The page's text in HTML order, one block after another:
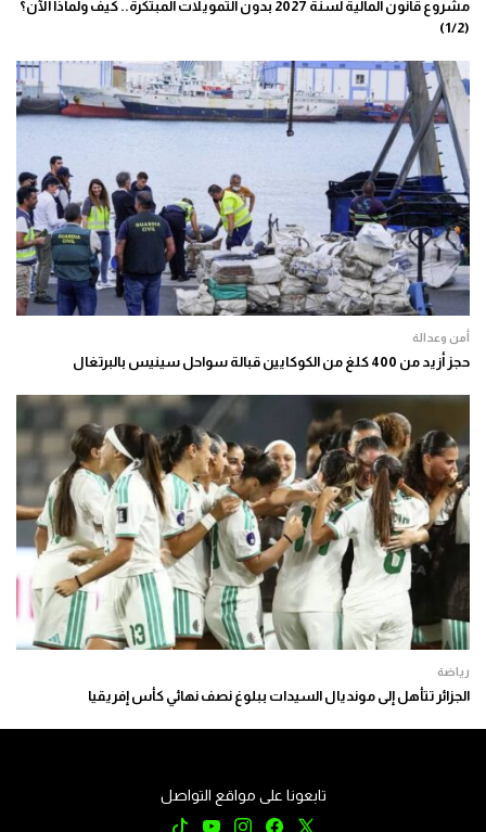
مشروع قانون المالية لسنة 2027 بدون التمويلات المبتكرة.. كيف ولماذا الآن؟
(1/2)
أمن وعدالة
حجز أزيد من 400 كلغ من الكوكايين قبالة سواحل سينيس بالبرتغال
رياضة
الجزائر تتأهل إلى مونديال السيدات ببلوغ نصف نهائي كأس إفريقيا
تابعونا على مواقع التواصل